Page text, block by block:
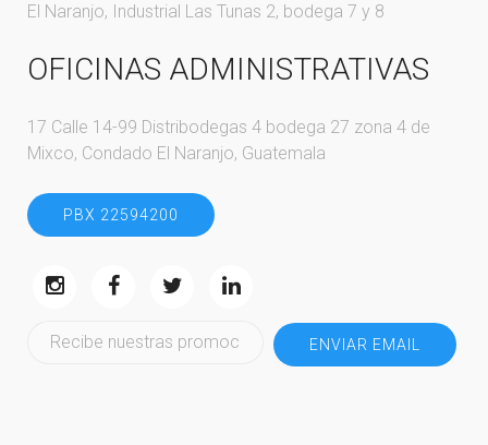
El Naranjo, Industrial Las Tunas 2, bodega 7 y 8
OFICINAS ADMINISTRATIVAS
17 Calle 14-99 Distribodegas 4 bodega 27 zona 4 de
Mixco, Condado El Naranjo, Guatemala
PBX 22594200
ENVIAR EMAIL